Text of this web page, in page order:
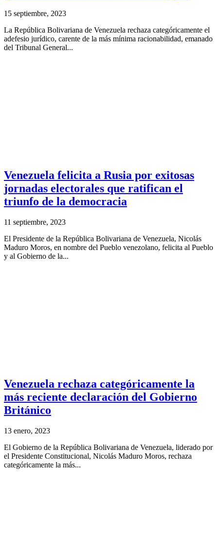
15 septiembre, 2023
La República Bolivariana de Venezuela rechaza categóricamente el
adefesio jurídico, carente de la más mínima racionabilidad, emanado
del Tribunal General...
Venezuela felicita a Rusia por exitosas
jornadas electorales que ratifican el
triunfo de la democracia
11 septiembre, 2023
El Presidente de la República Bolivariana de Venezuela, Nicolás
Maduro Moros, en nombre del Pueblo venezolano, felicita al Pueblo
y al Gobierno de la...
Venezuela rechaza categóricamente la
más reciente declaración del Gobierno
Británico
13 enero, 2023
El Gobierno de la República Bolivariana de Venezuela, liderado por
el Presidente Constitucional, Nicolás Maduro Moros, rechaza
categóricamente la más...